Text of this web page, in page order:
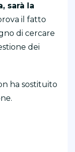
sarà la
il fatto
di cercare
dei
ha sostituito